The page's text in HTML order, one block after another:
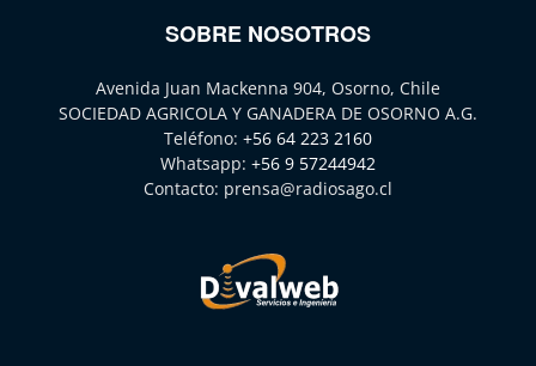
SOBRE NOSOTROS
Avenida Juan Mackenna 904, Osorno, Chile
SOCIEDAD AGRICOLA Y GANADERA DE OSORNO A.G.
Teléfono: +56 64 223 2160
Whatsapp: +56 9 57244942
Contacto: prensa@radiosago.cl